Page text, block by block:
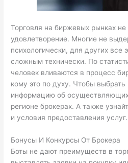
Торговля на биржевых рынках не
удовлетворение. Многие не
психологически, для других все
сложным технически. По
человек вливаются в процесс
кому это по духу. Чтобы выбрать
информацию об
регионе брокерах. А также
и условия предоставления услуг.
Бонусы И Конкурсы От Брокера
Боты не дают преимуществ в